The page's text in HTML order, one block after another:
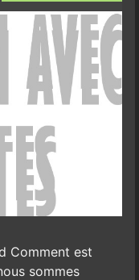
Comment est
sommes